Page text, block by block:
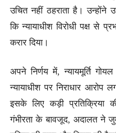
उचित नहीं ठहराता है। उन्होंने
कि न्यायाधीश विरोधी पक्ष से
करार दिया।
अपने निर्णय में, न्यायमूर्ति
न्यायाधीश पर निराधार
इसके लिए कड़ी प्रतिक्रिया
गंभीरता के बावजूद, अदालत ने